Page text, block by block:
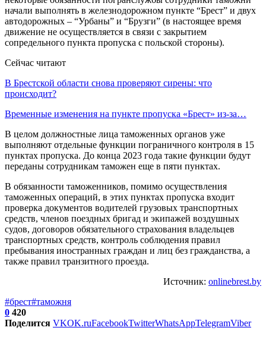
начали выполнять в железнодорожном пункте “Брест” и двух
автодорожных – “Урбаны” и “Брузги” (в настоящее время
движение не осуществляется в связи с закрытием
сопредельного пункта пропуска с польской стороны).
Сейчас читают
В Брестской области снова проверяют сирены: что
происходит?
Временные изменения на пункте пропуска «Брест» из-за…
В целом должностные лица таможенных органов уже
выполняют отдельные функции пограничного контроля в 15
пунктах пропуска. До конца 2023 года такие функции будут
переданы сотрудникам таможен еще в пяти пунктах.
В обязанности таможенников, помимо осуществления
таможенных операций, в этих пунктах пропуска входит
проверка документов водителей грузовых транспортных
средств, членов поездных бригад и экипажей воздушных
судов, договоров обязательного страхования владельцев
транспортных средств, контроль соблюдения правил
пребывания иностранных граждан и лиц без гражданства, а
также правил транзитного проезда.
Источник: onlinebrest.by
#брест#таможня
0 420
Поделится VKOK.ruFacebookTwitterWhatsAppTelegramViber